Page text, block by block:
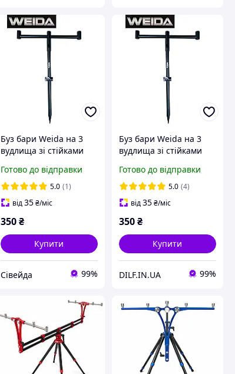
Буз бари Weida на 3
вудлищa зі стійками
Готово до відправки
5.0 (1)
від35 ₴/міс
350 ₴
Купити
Сівейда 99%
Буз бари Weida на 3
вудлищa зі стійками
Готово до відправки
5.0 (4)
від35₴/міс
350₴
Купити
DILF.IN.UA 99%